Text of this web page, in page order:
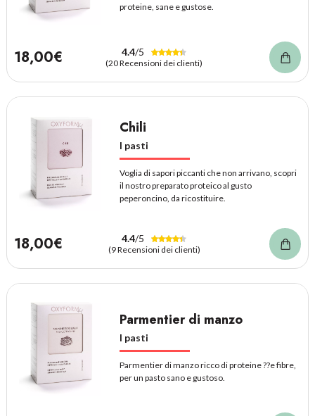
proteine, sane e gustose.
18,00€ 4.4/5
(20 Recensioni dei clienti)
Chili
I pasti
Voglia di sapori piccanti che non arrivano, scopri
il nostro preparato proteico al gusto
peperoncino, da ricostituire.
18,00€ 4.4/5
(9 Recensioni dei clienti)
Parmentier di manzo
I pasti
Parmentier di manzo ricco di proteine ??e fibre,
per un pasto sano e gustoso.